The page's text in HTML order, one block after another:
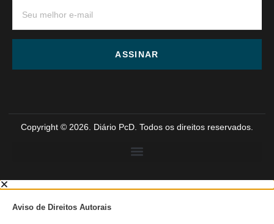
ASSINAR
Copyright © 2026. Diário PcD. Todos os direitos reservados.
Aviso de Direitos Autorais